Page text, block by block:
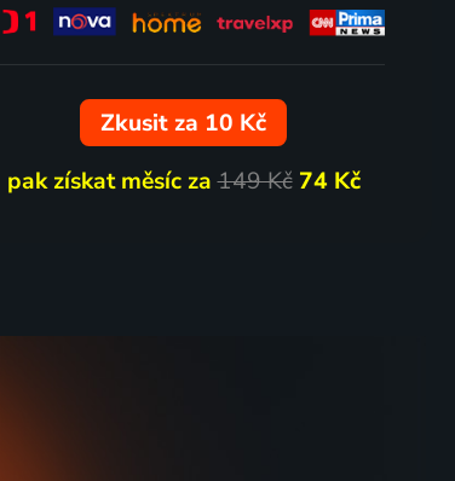
Zkusit za 10 Kč
pak získat měsíc za149 Kč 74 Kč